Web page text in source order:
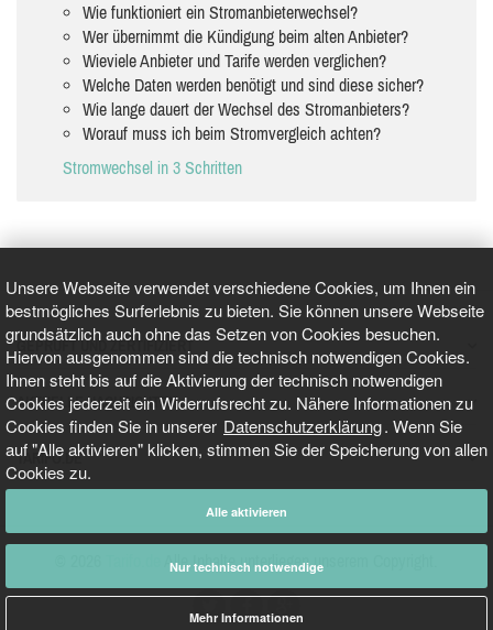
Unsere Webseite verwendet verschiedene Cookies, um Ihnen ein
bestmögliches Surferlebnis zu bieten. Sie können unsere Webseite
grundsätzlich auch ohne das Setzen von Cookies besuchen.
Hiervon ausgenommen sind die technisch notwendigen Cookies.
Ihnen steht bis auf die Aktivierung der technisch notwendigen
Cookies jederzeit ein Widerrufsrecht zu. Nähere Informationen zu
Cookies finden Sie in unserer Datenschutzerklärung. Wenn Sie
auf "Alle aktivieren" klicken, stimmen Sie der Speicherung von allen
Cookies zu.
Alle aktivieren
Nur technisch notwendige
Mehr Informationen
Wie funktioniert ein Stromanbieterwechsel?
Wer übernimmt die Kündigung beim alten Anbieter?
Wieviele Anbieter und Tarife werden verglichen?
Welche Daten werden benötigt und sind diese sicher?
Wie lange dauert der Wechsel des Stromanbieters?
Worauf muss ich beim Stromvergleich achten?
Stromwechsel in 3 Schritten
GEPRÜFT UND ZERTIFIZIERT
AKTUELLE NACHRICHTEN
TARIFO.DE
Alle Inhalte unterliegen unserem Copyright.